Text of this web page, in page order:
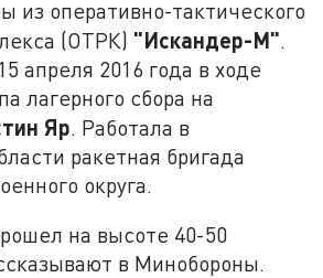
из оперативно-тактического
(ОТРК) "Искандер-М".
апреля 2016 года в ходе
лагерного сбора на
Яр. Работала в
ракетная бригада
округа.
на высоте 40-50
в Минобороны.